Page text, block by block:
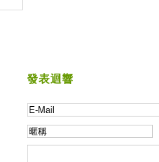
發表迴響